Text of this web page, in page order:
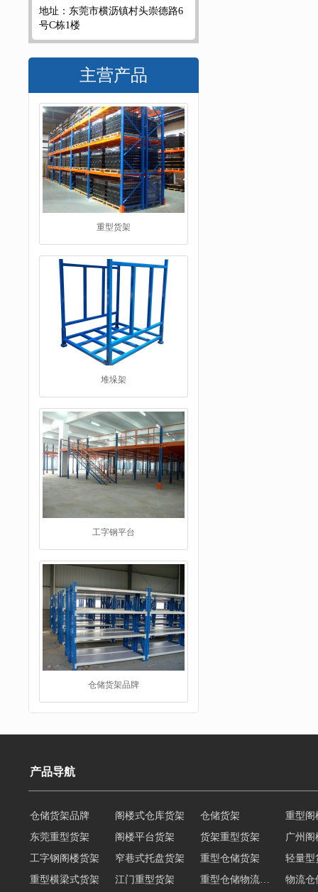
地址：东莞市横沥镇村头崇德路6
号C栋1楼
主营产品
重型货架
堆垛架
工字钢平台
仓储货架品牌
重型阁楼货架
阁楼平台货架
产品导航
仓储货架品牌 阁楼式仓库货架 仓储货架
重型阁
东莞重型货架
阁楼平台货架 货架重型货架
广州阁
工字钢阁楼货架
窄巷式托盘货架 重型仓储货架
轻量型
重型横梁式货架
江门重型货架
物流仓
多层阁楼货架
中型悬臂货架 悬臂式货架 悬臂式